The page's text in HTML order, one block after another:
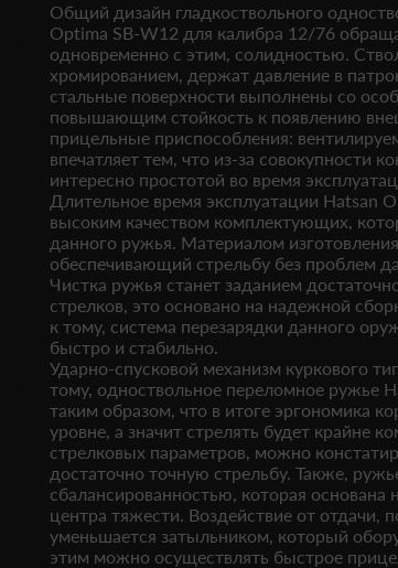
Общий дизайн гладкоствольного
Optima SB-W12 для калибра 12/76
одновременно с этим, солидностью.
хромированием, держат давление в
стальные поверхности выполнены со
повышающим стойкость к появлению
прицельные приспособления:
впечатляет тем, что из-за совокупности
интересно простотой во время
Длительное время эксплуатации Hatsan
высоким качеством комплектующих,
данного ружья. Материалом
обеспечивающий стрельбу без проблем
Чистка ружья станет заданием
стрелков, это основано на надежной
к тому, система перезарядки данного
быстро и стабильно.
Ударно-спусковой механизм куркового
тому, одноствольное переломное ружье
таким образом, что в итоге эргономика
уровне, а значит стрелять будет крайне
стрелковых параметров, можно
достаточно точную стрельбу. Также,
сбалансированностью, которая основана
центра тяжести. Воздействие от отдачи,
уменьшается затыльником, который
этим можно осуществлять быстрое